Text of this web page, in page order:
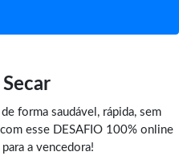
forma saudável, rápida, sem
esse DESAFIO 100% online
a vencedora!